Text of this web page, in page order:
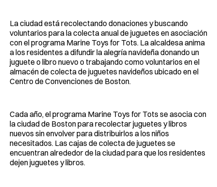
La ciudad está recolectando donaciones y buscando
voluntarios para la colecta anual de juguetes en asociación
con el programa Marine Toys for Tots. La alcaldesa anima
a los residentes a difundir la alegría navideña donando un
juguete o libro nuevo o trabajando como voluntarios en el
almacén de colecta de juguetes navideños ubicado en el
Centro de Convenciones de Boston.
Cada año, el programa Marine Toys for Tots se asocia con
la ciudad de Boston para recolectar juguetes y libros
nuevos sin envolver para distribuirlos a los niños
necesitados. Las cajas de colecta de juguetes se
encuentran alrededor de la ciudad para que los residentes
dejen juguetes y libros.